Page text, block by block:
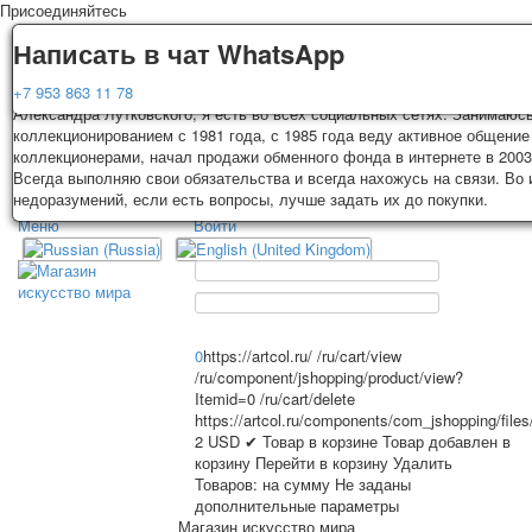
Доставка
Колоды, почтовые открытки тщательно упаковываются и
3-4 рабочих дней после оплаты. Исключение: репринт под заказ,
карт отправляются в течении 7-8 рабочих дней. Отправка
России с треком отслеживания. Цена пересылки зависит от веса и
на момент покупки. По желанию покупателя возможна отправка СДЕК
другими транспортными компаниями.
Гарантия
Вы покупаете колоды игральных карт, почтовые открытки из частной
Александра Лутковского, я есть во всех социальных сетях.
коллекционированием с 1981 года, с 1985 года веду активное
коллекционерами, начал продажи обменного фонда в интернете в
Всегда выполняю свои обязательства и всегда нахожусь на связи. Во
недоразумений, если есть вопросы, лучше задать их до покупки.
Написать в чат WhatsApp
+7 953 863 11 78
Присоединяйтесь
TPL_PROTOSTAR_TOGGLE_MENU
Главная Игральные карты
Меню
Главная
Игральные карты
Классические
Войти
0https://artcol.ru/ /ru/cart/view
/ru/component/jshopping/product/view?
Itemid=0 /ru/cart/delete
https://artcol.ru/components/com_jshopping/
2 USD ✔ Товар в корзине Товар добавлен в
корзину Перейти в корзину Удалить
Товаров: на сумму Не заданы
дополнительные параметры
Магазин искусство мира